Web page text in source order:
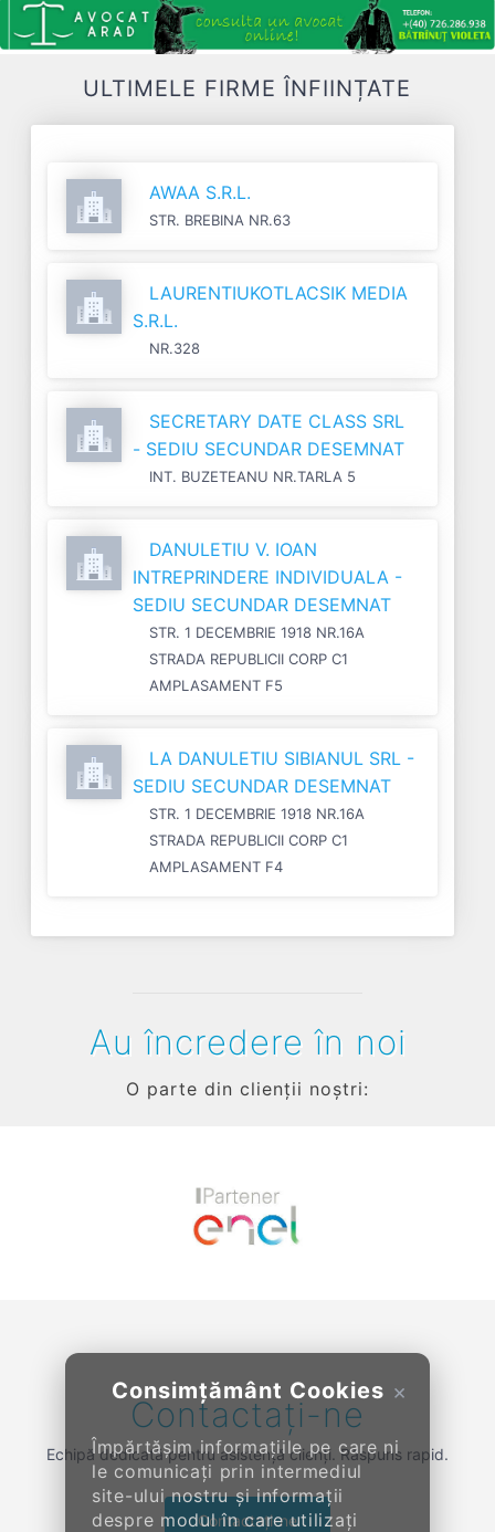
ULTIMELE FIRME ÎNFIINȚATE
AWAA S.R.L.
STR. BREBINA NR.63
LAURENTIUKOTLACSIK MEDIA
S.R.L.
NR.328
SECRETARY DATE CLASS SRL
- SEDIU SECUNDAR DESEMNAT
INT. BUZETEANU NR.TARLA 5
DANULETIU V. IOAN
INTREPRINDERE INDIVIDUALA -
SEDIU SECUNDAR DESEMNAT
STR. 1 DECEMBRIE 1918 NR.16A
STRADA REPUBLICII CORP C1
AMPLASAMENT F5
LA DANULETIU SIBIANUL SRL -
SEDIU SECUNDAR DESEMNAT
STR. 1 DECEMBRIE 1918 NR.16A
STRADA REPUBLICII CORP C1
AMPLASAMENT F4
×
Consimțământ Cookies
Împărtășim informațiile pe care ni
le comunicați prin intermediul
site-ului nostru și informații
despre modul în care utilizați
Au încredere în noi
O parte din clienții noștri:
Contactați-ne
Echipă dedicată pentru asistență clienți. Răspuns rapid.
Contactați-ne